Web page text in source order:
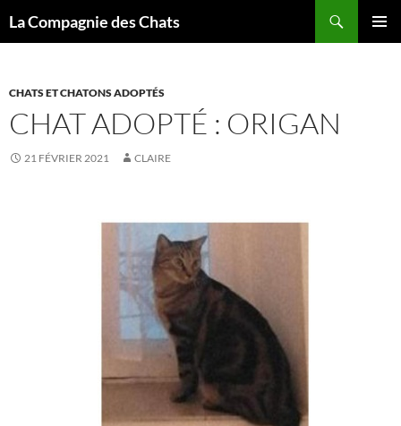
La Compagnie des Chats
CHATS ET CHATONS ADOPTÉS
CHAT ADOPTÉ : ORIGAN
21 FÉVRIER 2021 CLAIRE